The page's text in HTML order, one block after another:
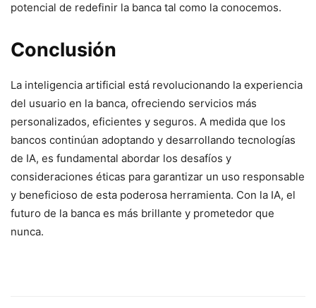
potencial de redefinir la banca tal como la conocemos.
Conclusión
La inteligencia artificial está revolucionando la experiencia
del usuario en la banca, ofreciendo servicios más
personalizados, eficientes y seguros. A medida que los
bancos continúan adoptando y desarrollando tecnologías
de IA, es fundamental abordar los desafíos y
consideraciones éticas para garantizar un uso responsable
y beneficioso de esta poderosa herramienta. Con la IA, el
futuro de la banca es más brillante y prometedor que
nunca.